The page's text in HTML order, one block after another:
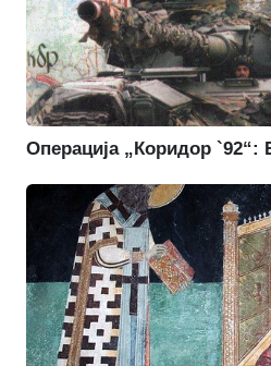
Операција „Коридор `92“: